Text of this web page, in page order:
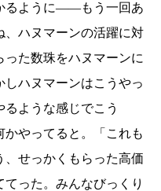
るように――もう一回あ
、ハヌマーンの活躍に対
た数珠をハヌマーンに
ハヌマーンはこうやっ
ような感じでこう
かやってると。「これも
、せっかくもらった高価
った。みんなびっくり